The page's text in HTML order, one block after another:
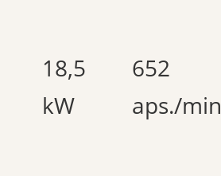
18,5
kW
652
aps./min